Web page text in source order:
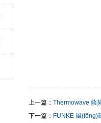
上一篇： Thermowave 薩
下一篇： FUNKE 風(fēng)